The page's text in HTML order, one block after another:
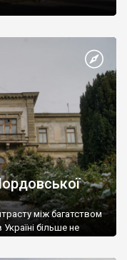
між багатством
більше не